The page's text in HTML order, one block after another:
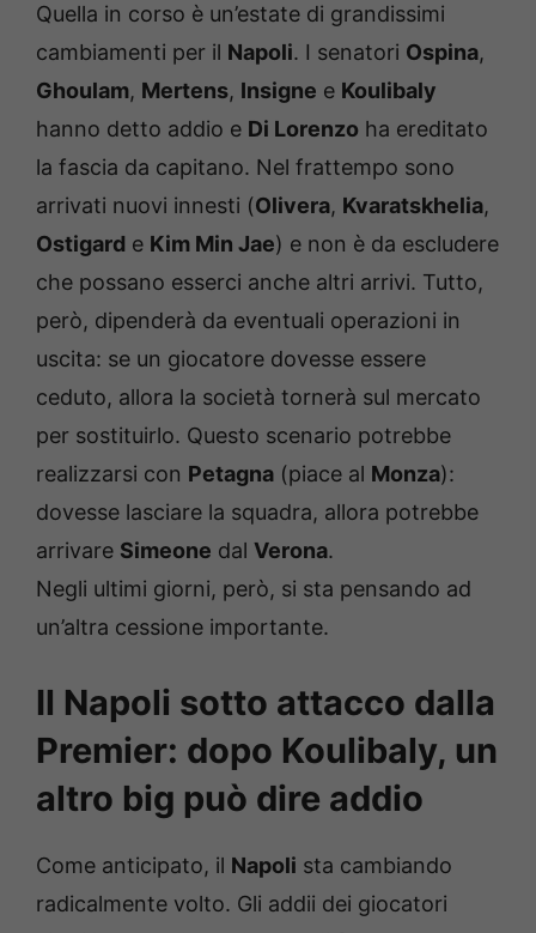
Quella in corso è un’estate di grandissimi
cambiamenti per il Napoli. I senatori Ospina,
Ghoulam, Mertens, Insigne e Koulibaly
hanno detto addio e Di Lorenzo ha ereditato
la fascia da capitano. Nel frattempo sono
arrivati nuovi innesti (Olivera, Kvaratskhelia,
Ostigard e Kim Min Jae) e non è da escludere
che possano esserci anche altri arrivi. Tutto,
però, dipenderà da eventuali operazioni in
uscita: se un giocatore dovesse essere
ceduto, allora la società tornerà sul mercato
per sostituirlo. Questo scenario potrebbe
realizzarsi con Petagna (piace al Monza):
dovesse lasciare la squadra, allora potrebbe
arrivare Simeone dal Verona.
Negli ultimi giorni, però, si sta pensando ad
un’altra cessione importante.
Il Napoli sotto attacco dalla
Premier: dopo Koulibaly, un
altro big può dire addio
Come anticipato, il Napoli sta cambiando
radicalmente volto. Gli addii dei giocatori